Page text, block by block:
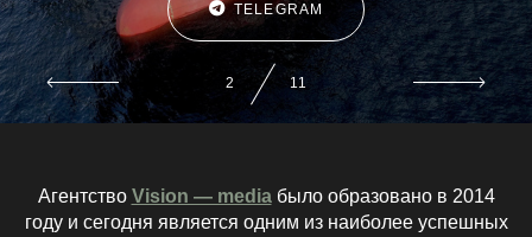
TELEGRAM
2 11
Агентство Vision — mediабыло образовано в 2014
году и сегодня является одним из наиболее успешных